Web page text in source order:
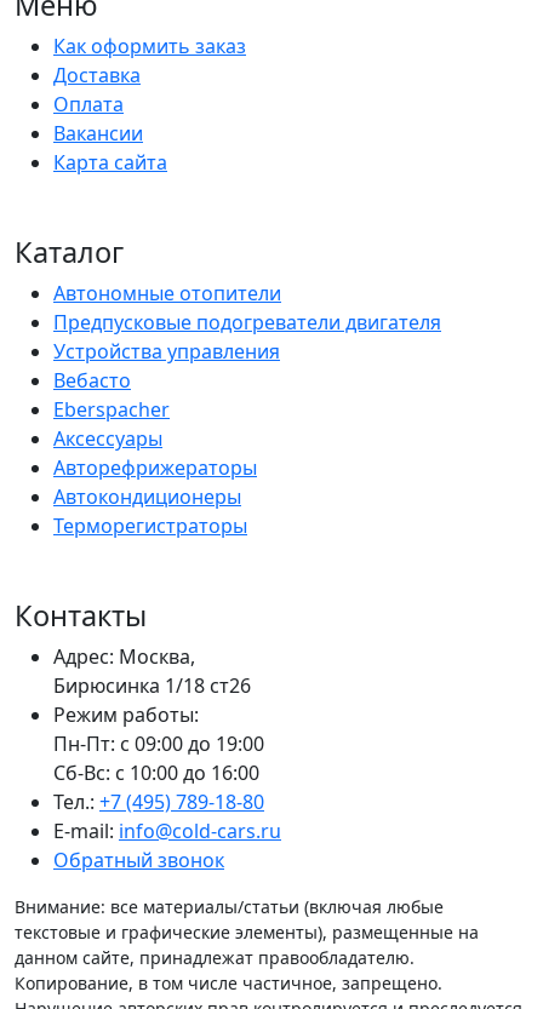
Как оформить заказ
Доставка
Оплата
Вакансии
Карта сайта
Каталог
Автономные отопители
Предпусковые подогреватели двигателя
Устройства управления
Вебасто
Eberspacher
Аксессуары
Авторефрижераторы
Автокондиционеры
Терморегистраторы
Контакты
Адрес: Москва,
Бирюсинка 1/18 ст26 ​
Режим работы:
Пн-Пт: с 09:00 до 19:00
Сб-Вс: с 10:00 до 16:00
Тел.: +7 (495) 789-18-80
E-mail: info@cold-cars.ru
Обратный звонок
Внимание: все материалы/статьи (включая любые
текстовые и графические элементы), размещенные на
данном сайте, принадлежат правообладателю.
Копирование, в том числе частичное, запрещено.